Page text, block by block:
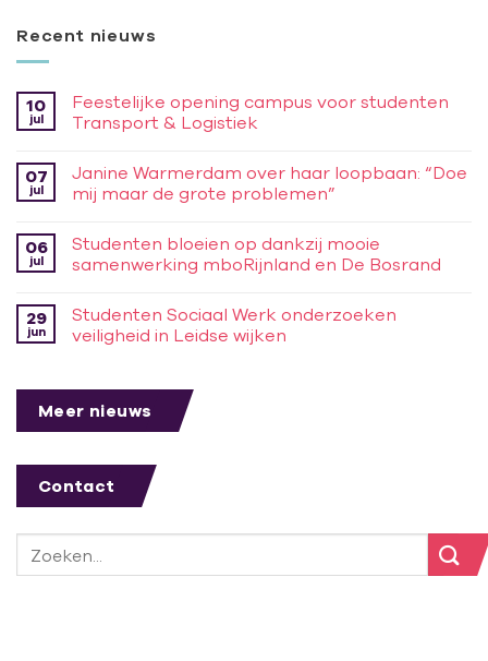
Recent nieuws
10
jul
Feestelijke opening campus voor studenten
Transport & Logistiek
07
jul
Janine Warmerdam over haar loopbaan: “Doe
mij maar de grote problemen”
06
jul
Studenten bloeien op dankzij mooie
samenwerking mboRijnland en De Bosrand
29
jun
Studenten Sociaal Werk onderzoeken
veiligheid in Leidse wijken
Meer nieuws
Contact